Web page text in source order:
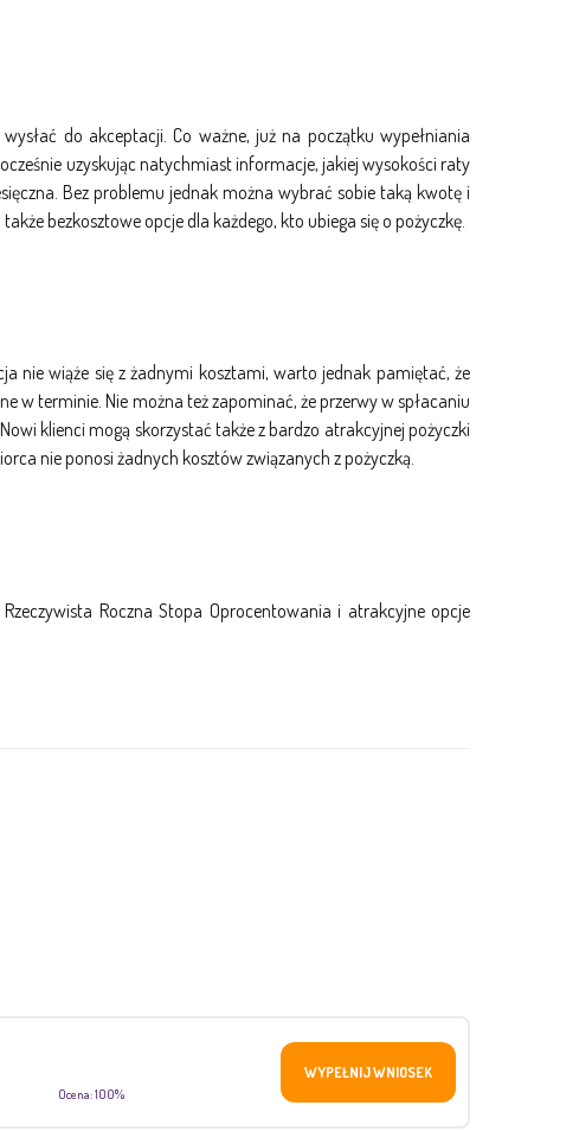
do akceptacji. Co ważne, już na początku wypełniania
uzyskując natychmiast informacje, jakiej wysokości raty
Bez problemu jednak można wybrać sobie taką kwotę i
bezkosztowe opcje dla każdego, kto ubiega się o pożyczkę.
nie wiąże się z żadnymi kosztami, warto jednak pamiętać, że
w terminie. Nie można też zapominać, że przerwy w spłacaniu
klienci mogą skorzystać także z bardzo atrakcyjnej pożyczki
nie ponosi żadnych kosztów związanych z pożyczką.
Roczna Stopa Oprocentowania i atrakcyjne opcje
Ocena: 100%
WYPEŁNIJ WNIOSEK